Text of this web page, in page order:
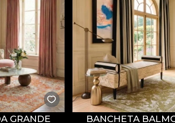
GRANDE BANCHETA